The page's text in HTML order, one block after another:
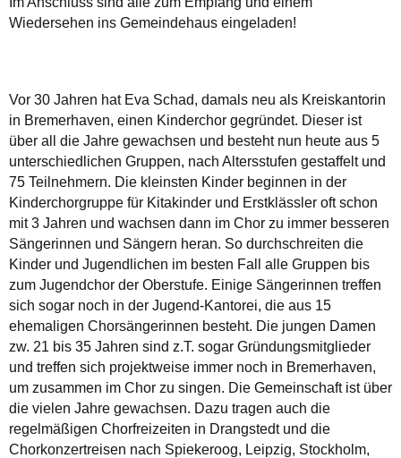
Wiedersehen ins Gemeindehaus eingeladen!
Vor 30 Jahren hat Eva Schad, damals neu als Kreiskantorin
in Bremerhaven, einen Kinderchor gegründet. Dieser ist
über all die Jahre gewachsen und besteht nun heute aus 5
unterschiedlichen Gruppen, nach Altersstufen gestaffelt und
75 Teilnehmern. Die kleinsten Kinder beginnen in der
Kinderchorgruppe für Kitakinder und Erstklässler oft schon
mit 3 Jahren und wachsen dann im Chor zu immer besseren
Sängerinnen und Sängern heran. So durchschreiten die
Kinder und Jugendlichen im besten Fall alle Gruppen bis
zum Jugendchor der Oberstufe. Einige Sängerinnen treffen
sich sogar noch in der Jugend-Kantorei, die aus 15
ehemaligen Chorsängerinnen besteht. Die jungen Damen
zw. 21 bis 35 Jahren sind z.T. sogar Gründungsmitglieder
und treffen sich projektweise immer noch in Bremerhaven,
um zusammen im Chor zu singen. Die Gemeinschaft ist über
die vielen Jahre gewachsen. Dazu tragen auch die
regelmäßigen Chorfreizeiten in Drangstedt und die
Chorkonzertreisen nach Spiekeroog, Leipzig, Stockholm,